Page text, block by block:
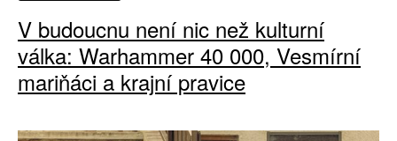
V budoucnu není nic než kulturní
válka: Warhammer 40 000, Vesmírní
mariňáci a krajní pravice